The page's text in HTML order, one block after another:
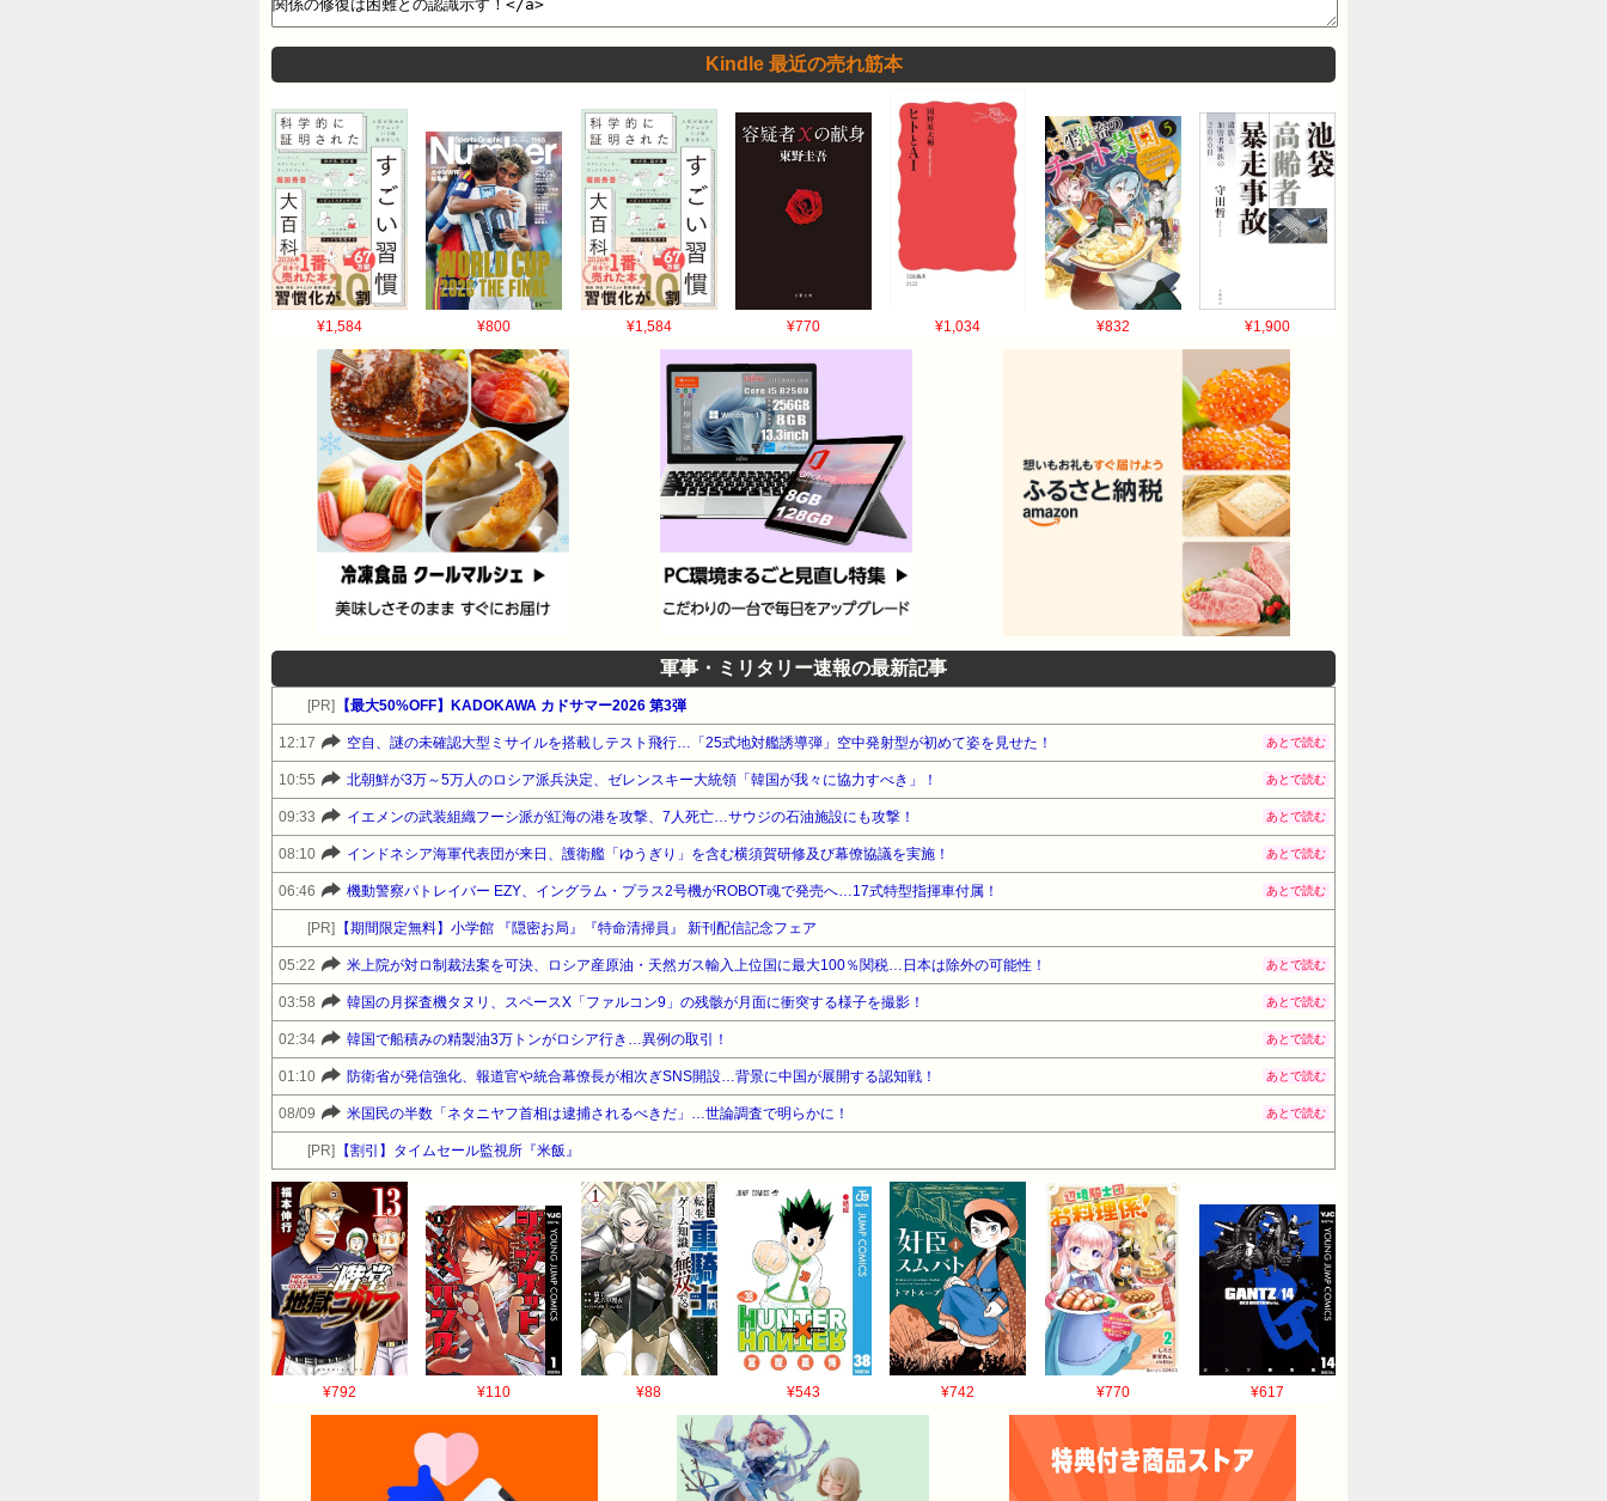
Kindle 最近の売れ筋本
¥1,584 ¥800 ¥1,584 ¥770 ¥1,034 ¥832 ¥1,900
軍事・ミリタリー速報の最新記事
[PR] 【最大50%OFF】KADOKAWA カドサマー2026 第3弾
12:17 空自、謎の未確認大型ミサイルを搭載しテスト飛行…「25式地対艦誘導弾」空中発射型が初めて姿を見せた！ あとで読む
10:55 北朝鮮が3万～5万人のロシア派兵決定、ゼレンスキー大統領「韓国が我々に協力すべき」！ あとで読む
09:33 イエメンの武装組織フーシ派が紅海の港を攻撃、7人死亡…サウジの石油施設にも攻撃！ あとで読む
08:10 インドネシア海軍代表団が来日、護衛艦「ゆうぎり」を含む横須賀研修及び幕僚協議を実施！ あとで読む
06:46 機動警察パトレイバー EZY、イングラム・プラス2号機がROBOT魂で発売へ…17式特型指揮車付属！ あとで読む
[PR] 【期間限定無料】小学館 『隠密お局』『特命清掃員』 新刊配信記念フェア
05:22 米上院が対ロ制裁法案を可決、ロシア産原油・天然ガス輸入上位国に最大100％関税…日本は除外の可能性！ あとで読む
03:58 韓国の月探査機タヌリ、スペースX「ファルコン9」の残骸が月面に衝突する様子を撮影！ あとで読む
02:34 韓国で船積みの精製油3万トンがロシア行き…異例の取引！ あとで読む
01:10 防衛省が発信強化、報道官や統合幕僚長が相次ぎSNS開設…背景に中国が展開する認知戦！ あとで読む
08/09 米国民の半数「ネタニヤフ首相は逮捕されるべきだ」…世論調査で明らかに！ あとで読む
[PR] 【割引】タイムセール監視所『米飯』
¥792 ¥110 ¥88 ¥543 ¥742 ¥770 ¥617